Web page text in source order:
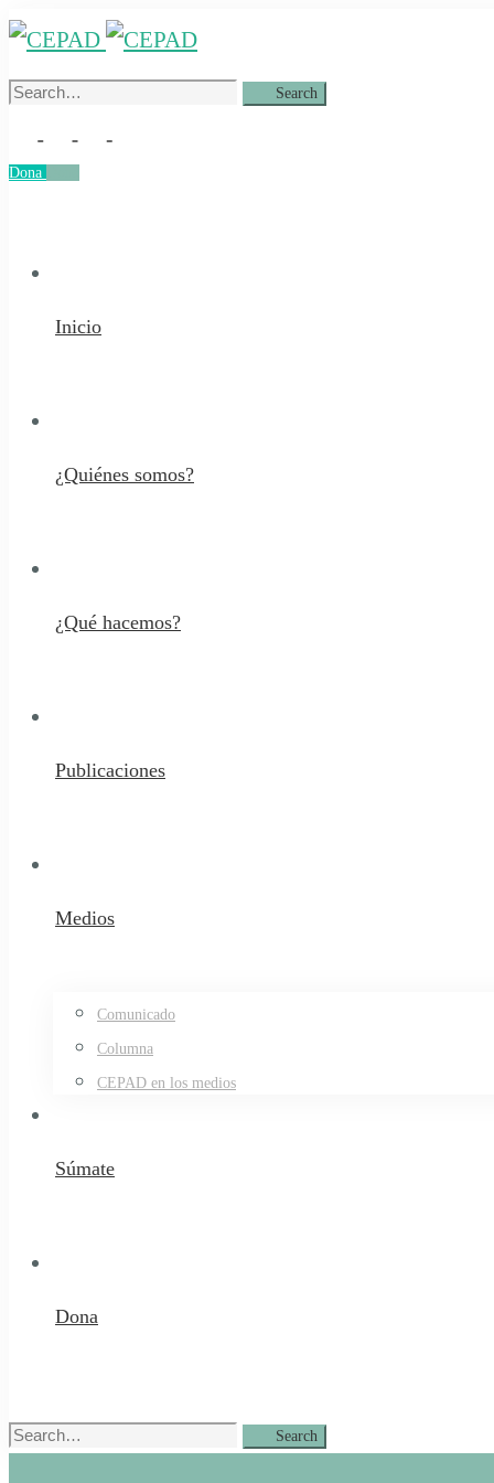
Search
Search
Dona
Inicio
¿Quiénes somos?
¿Qué hacemos?
Publicaciones
Medios
Comunicado
Columna
CEPAD en los medios
Súmate
Dona
Search
Search